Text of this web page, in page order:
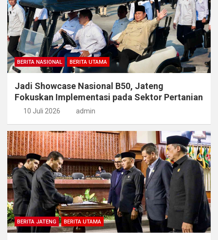
BERITA NASIONAL BERITA UTAMA
Jadi Showcase Nasional B50, Jateng
Fokuskan Implementasi pada Sektor Pertanian
10 Juli 2026 admin
BERITA JATENG BERITA UTAMA